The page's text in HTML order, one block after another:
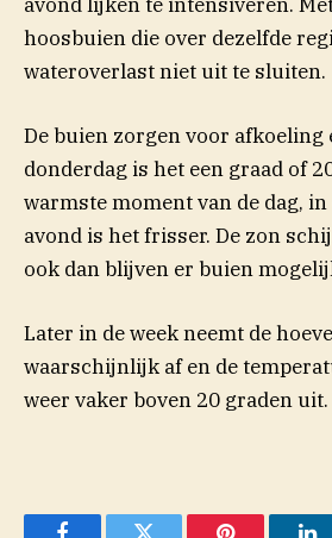
hoosbuien die over dezelfde
wateroverlast niet uit te sluiten.
De buien zorgen voor afkoeling
donderdag is het een graad of
warmste moment van de dag,
avond is het frisser. De zon
ook dan blijven er buien
Later in de week neemt de
waarschijnlijk af en de
weer vaker boven 20 graden uit.